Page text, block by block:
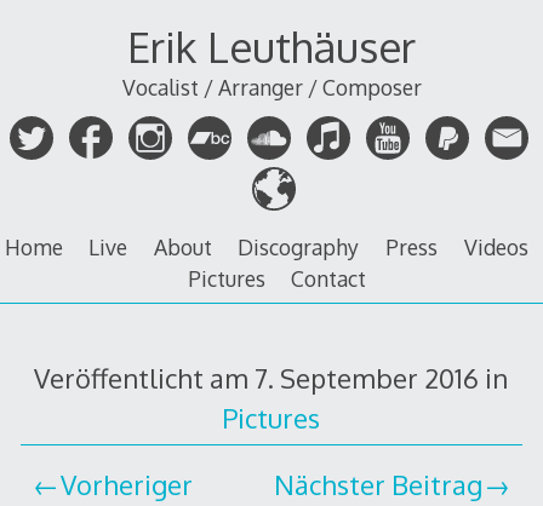
Erik Leuthäuser
Vocalist / Arranger / Composer
Home Live About Discography Press
Videos
Pictures
Contact
Veröffentlicht am 7. September 2016 in
Pictures
Vorheriger
Nächster Beitrag